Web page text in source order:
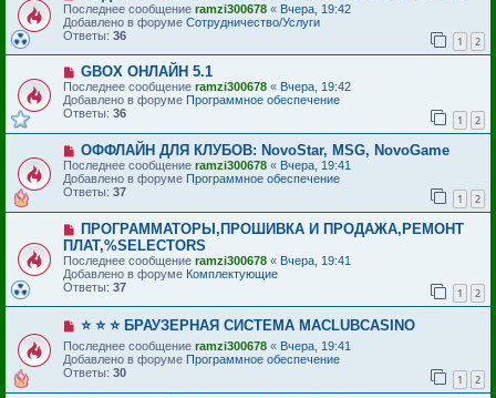
е
о
б
щ
н
и
е
о
в
о
е
с
о
о
б
щ
н
и
е
Последнее сообщение ramzi300678 « Вчера, 19:42
Добавлено в форуме Сотрудничество/Услуги
Ответы: 36 1 2
Н
о
в
о
с
о
о
б
щ
н
е
GBOX ОНЛАЙН 5.1
Последнее сообщение ramzi300678 « Вчера, 19:42
Добавлено в форуме Программное обеспечение
Ответы: 36 1 2
Н
о
в
о
е
с
о
о
б
щ
е
н
и
е
ОФФЛАЙН ДЛЯ КЛУБОВ: NovoStar, MSG, NovoGame
Последнее сообщение ramzi300678 « Вчера, 19:41
Добавлено в форуме Программное обеспечение
Ответы: 37 1 2
Н
о
в
о
е
с
о
щ
е
н
ПРОГРАММАТОРЫ,ПРОШИВКА И ПРОДАЖА,РЕМОНТ
ПЛАТ,%SELECTORS
Последнее сообщение ramzi300678 « Вчера, 19:41
Добавлено в форуме Комплектующие
Ответы: 37 1 2
Н
в
о
е
⭐️ ⭐️ ⭐️ БРАУЗЕРНАЯ СИСТЕМА MACLUBCASINO
Последнее сообщение ramzi300678 « Вчера, 19:41
Добавлено в форуме Программное обеспечение
Ответы: 30 1 2